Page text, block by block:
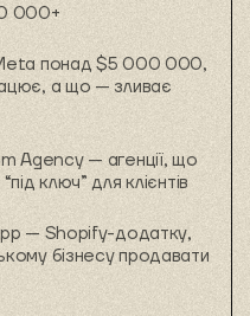
000+
понад $5 000 000,
а що — зливає
Agency — агенції, що
ключ” для клієнтів
— Shopify-додатку,
бізнесу продавати